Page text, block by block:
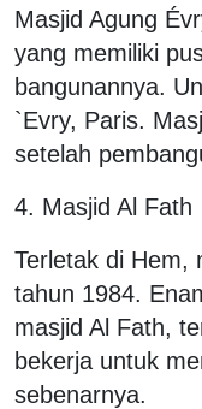
Masjid Agung
yang memiliki
bangunannya.
`Evry, Paris.
setelah
4. Masjid Al Fath
Terletak di Hem,
tahun 1984.
masjid Al Fath,
bekerja untuk
sebenarnya.